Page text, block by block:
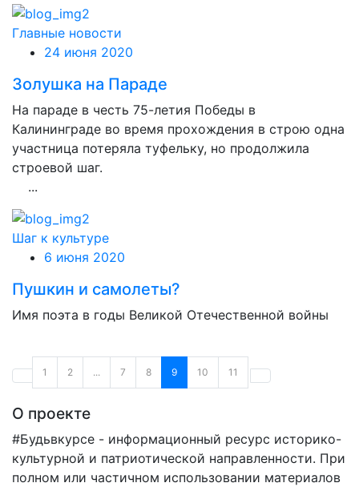
Главные новости
24 июня 2020
Золушка на Параде
На параде в честь 75-летия Победы в
Калининграде во время прохождения в строю одна
участница потеряла туфельку, но продолжила
строевой шаг.
...
Шаг к культуре
6 июня 2020
Пушкин и самолеты?
Имя поэта в годы Великой Отечественной войны
1 2 ... 7 8 9 10 11
О проекте
#Будьвкурсе - информационный ресурс историко-
культурной и патриотической направленности. При
полном или частичном использовании материалов